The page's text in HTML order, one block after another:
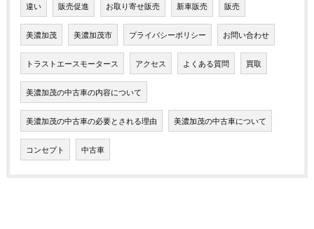
違い 販売促進 お取り寄せ販売 新車販売 販売
美濃加茂 美濃加茂市 プライバシーポリシー お問い合わせ
トラストエースモータース アクセス よくある質問 買取
美濃加茂の中古車の内容について
美濃加茂の中古車の必要とされる理由 美濃加茂の中古車について
コンセプト 中古車